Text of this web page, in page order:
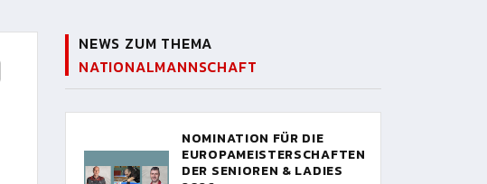
NEWS ZUM THEMA
NATIONALMANNSCHAFT
NOMINATION FÜR DIE
EUROPAMEISTERSCHAFTEN
DER SENIOREN & LADIES